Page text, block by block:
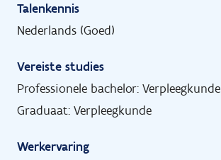
Talenkennis
Nederlands (Goed)
Vereiste studies
Professionele bachelor: Verpleegkunde
Graduaat: Verpleegkunde
Werkervaring